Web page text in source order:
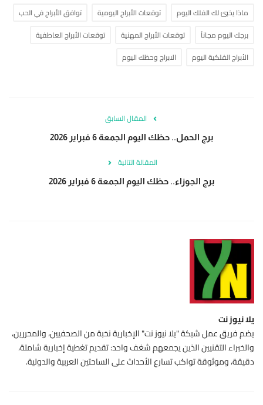
ماذا يخبئ لك الفلك اليوم توقعات الأبراج اليومية
توافق الأبراج في الحب
برجك اليوم مجاناً
توقعات الأبراج المهنية
توقعات الأبراج العاطفية
الأبراج الفلكية اليوم
الابراج وحظك اليوم
المقال السابق
برج الحمل.. حظك اليوم الجمعة 6 فبراير 2026
المقالة التالية
برج الجوزاء.. حظك اليوم الجمعة 6 فبراير 2026
يلا نيوز نت
يضم فريق عمل شبكة "يلا نيوز نت" الإخبارية نخبة من الصحفيين، والمحررين،
والخبراء التقنيين الذين يجمعهم شغف واحد: تقديم تغطية إخبارية شاملة،
دقيقة، وموثوقة تواكب تسارع الأحداث على الساحتين العربية والدولية.